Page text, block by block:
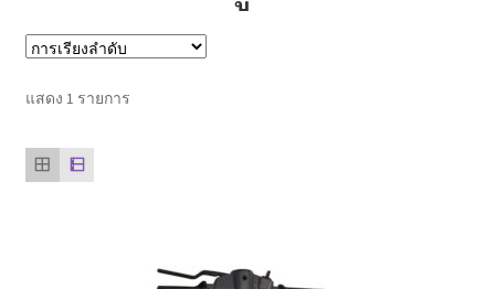
ชำระเงิน
ตะกร้าสินค้า
ติดต่อเรา
แสดง 1 รายการ